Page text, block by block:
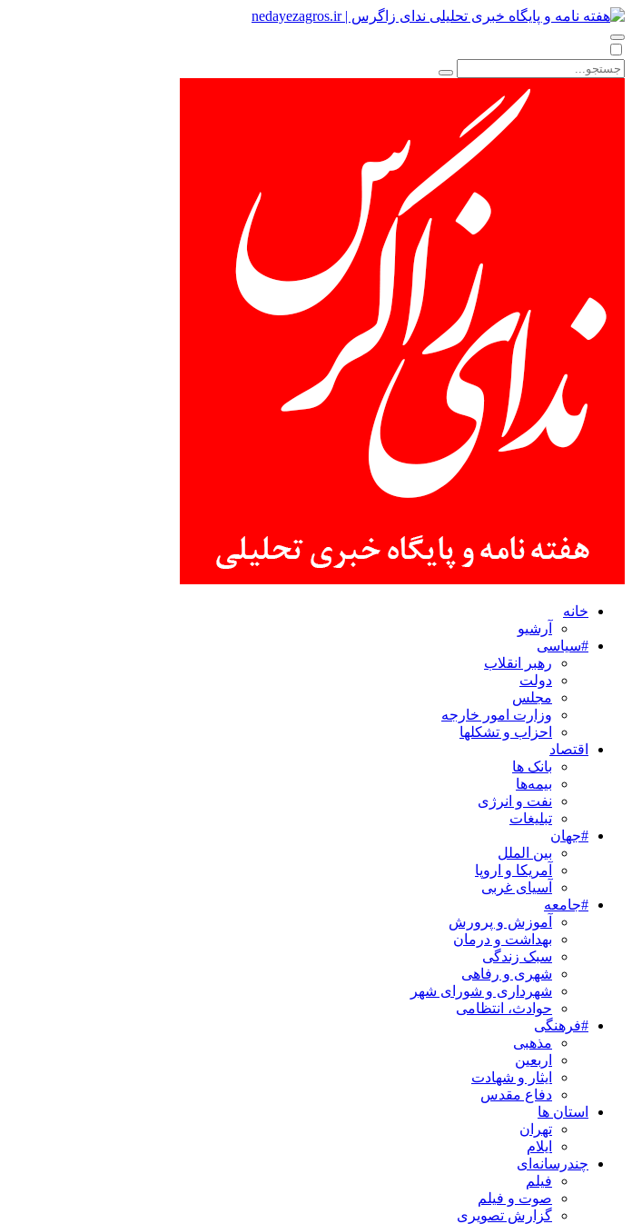
خانه
آرشیو
#سیاسی
رهبر انقلاب
دولت
مجلس
وزارت امور خارجه
احزاب و تشکلها
اقتصاد
بانک ها
بیمه‌ها
نفت و انرژی
تبلیغات
#جهان
بین الملل
آمریکا و اروپا
آسیای غربی
#جامعه
آموزش و پرورش
بهداشت و درمان
سبک زندگی
شهری و رفاهی
شهرداری و شورای شهر
حوادث، انتظامی
#فرهنگی
مذهبی
اربعین
ایثار و شهادت
دفاع مقدس
استان ها
تهران
ایلام
چندرسانه‌ای
فیلم
صوت و فیلم
گزارش تصویری